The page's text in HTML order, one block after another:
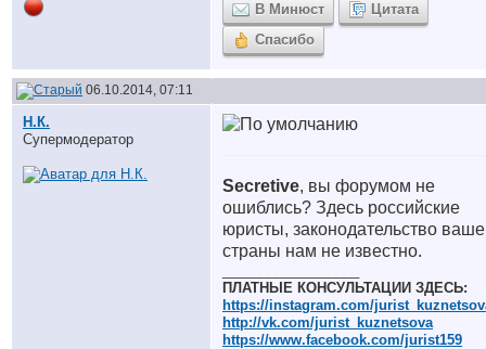
В Минюст
Цитата
Спасибо
06.10.2014, 07:11
Н.К.
Супермодератор
Secretive, вы форумом не
ошиблись? Здесь российские
юристы, законодательство
страны нам не известно.
ПЛАТНЫЕ КОНСУЛЬТАЦИИ ЗДЕСЬ:
https://instagram.com/
http://vk.com/jurist_kuznetsova
https://www.facebook.com/jurist159